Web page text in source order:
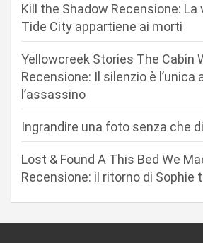
i
Kill the Shadow Recensione: La
Tide City appartiene ai morti
Yellowcreek Stories The Cabin
Recensione: Il silenzio è l’unica
l’assassino
Ingrandire una foto senza che
Lost & Found A This Bed We
Recensione: il ritorno di Sophie